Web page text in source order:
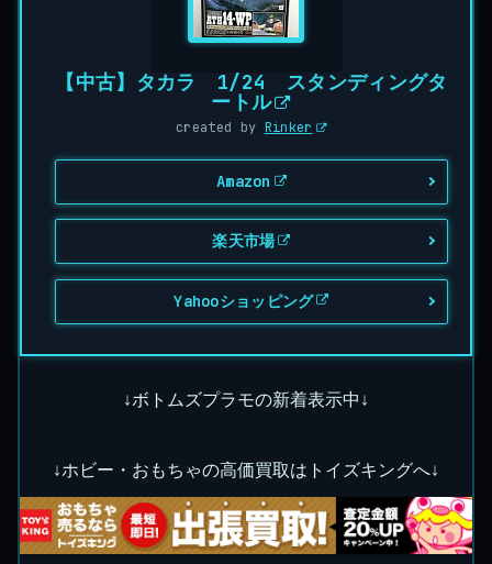
【中古】タカラ 1/24 スタンディングタ
ートル
created by Rinker
Amazon
楽天市場
Yahooショッピング
↓ボトムズプラモの新着表示中↓
↓ホビー・おもちゃの高価買取はトイズキングへ↓